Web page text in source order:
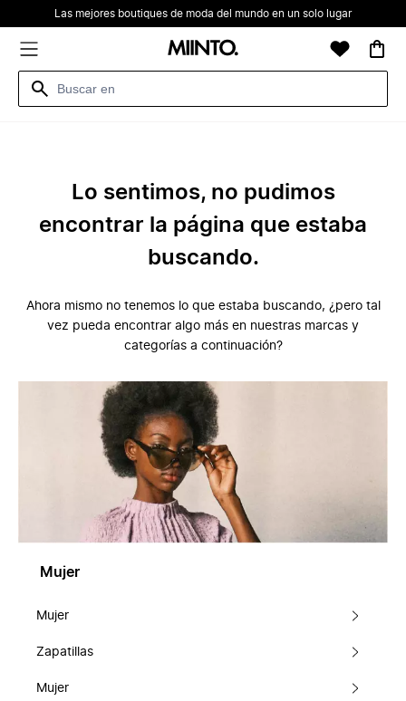
Las mejores boutiques de moda del mundo en un solo lugar
Lo sentimos, no pudimos
encontrar la página que estaba
buscando.
Ahora mismo no tenemos lo que estaba buscando, ¿pero tal
vez pueda encontrar algo más en nuestras marcas y
categorías a continuación?
Mujer
Mujer
Zapatillas
Mujer